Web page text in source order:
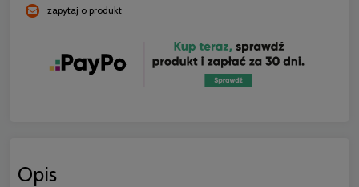
zapytaj o produkt
Opis